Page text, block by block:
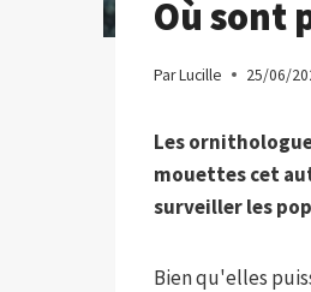
Où sont
ParLucille 25/06/
Les
mouettes cet
surveiller les
Bien qu'elles